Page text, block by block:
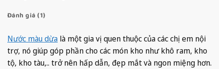
Đánh giá (1)
Nước màu dừa là một gia vị quen thuộc của các chị em nội
trợ, nó giúp góp phần cho các món kho như khô ram, kho
tộ, kho tàu,.. trở nên hấp dẫn, đẹp mắt và ngon miệng hơn.